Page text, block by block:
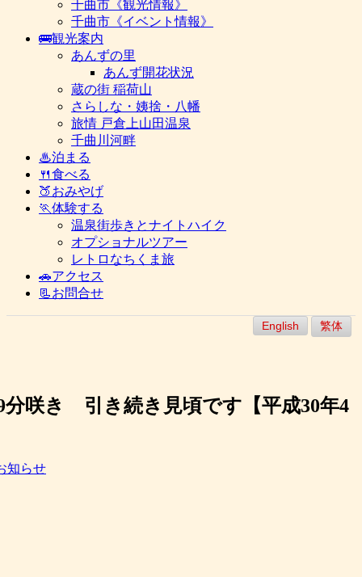
千曲市《観光情報》
千曲市《イベント情報》
🚌観光案内
あんずの里
あんず開花状況
蔵の街 稲荷山
さらしな・姨捨・八幡
旅情 戸倉上山田温泉
千曲川河畔
♨泊まる
🍴食べる
🍑おみやげ
🏃体験する
温泉街歩きとナイトハイク
オプショナルツアー
レトロなちくま旅
🚗アクセス
📃お問合せ
English 繁体
咲き 引き続き見頃です【平成30年4
知らせ